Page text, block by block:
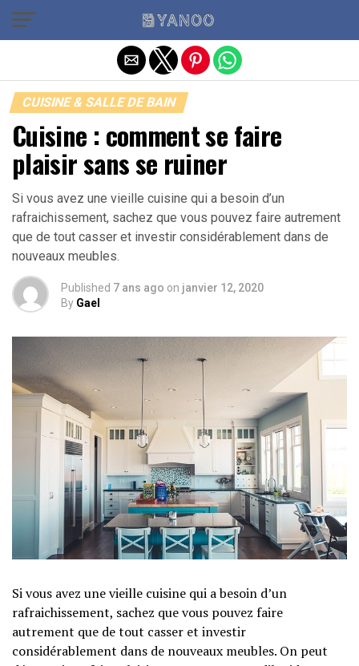
CUISINE & SALLE DE BAIN
Cuisine : comment se faire
plaisir sans se ruiner
Si vous avez une vieille cuisine qui a besoin d’un
rafraichissement, sachez que vous pouvez faire autrement
que de tout casser et investir considérablement dans de
nouveaux meubles.
Published 7 ans ago on janvier 12, 2020
By Gael
Si vous avez une vieille cuisine qui a besoin d’un
rafraichissement, sachez que vous pouvez faire
autrement que de tout casser et investir
considérablement dans de nouveaux meubles. On peut
Quitter la version mobile